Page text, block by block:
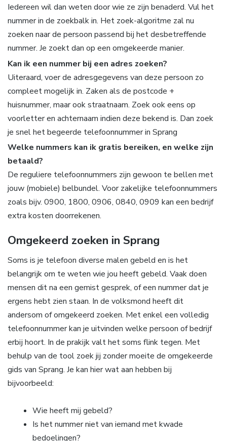
Iedereen wil dan weten door wie ze zijn benaderd. Vul het
nummer in de zoekbalk in. Het zoek-algoritme zal nu
zoeken naar de persoon passend bij het desbetreffende
nummer. Je zoekt dan op een omgekeerde manier.
Kan ik een nummer bij een adres zoeken?
Uiteraard, voer de adresgegevens van deze persoon zo
compleet mogelijk in. Zaken als de postcode +
huisnummer, maar ook straatnaam. Zoek ook eens op
voorletter en achternaam indien deze bekend is. Dan zoek
je snel het begeerde telefoonnummer in Sprang
Welke nummers kan ik gratis bereiken, en welke zijn
betaald?
De reguliere telefoonnummers zijn gewoon te bellen met
jouw (mobiele) belbundel. Voor zakelijke telefoonnummers
zoals bijv. 0900, 1800, 0906, 0840, 0909 kan een bedrijf
extra kosten doorrekenen.
Omgekeerd zoeken in Sprang
Soms is je telefoon diverse malen gebeld en is het
belangrijk om te weten wie jou heeft gebeld. Vaak doen
mensen dit na een gemist gesprek, of een nummer dat je
ergens hebt zien staan. In de volksmond heeft dit
andersom of omgekeerd zoeken. Met enkel een volledig
telefoonnummer kan je uitvinden welke persoon of bedrijf
erbij hoort. In de prakijk valt het soms flink tegen. Met
behulp van de tool zoek jij zonder moeite de omgekeerde
gids van Sprang. Je kan hier wat aan hebben bij
bijvoorbeeld:
Wie heeft mij gebeld?
Is het nummer niet van iemand met kwade
bedoelingen?